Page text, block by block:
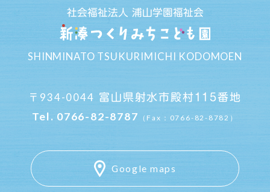
社会福祉法人 浦山学園福祉会
SHINMINATO TSUKURIMICHI KODOMOEN
〒 934-0044 富山県射水市殿村115番地
Tel. 0766-82-8787 （Fax：0766-82-8782）
Google maps